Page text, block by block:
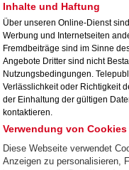
Inhalte und Haftung
Über unseren Online-Dienst
Werbung und Internetseiten
Fremdbeiträge sind im Sinne
Angebote Dritter sind nicht
Nutzungsbedingungen.
Verlässlichkeit oder Richtigkeit
der Einhaltung der gültigen
kontaktieren.
Verwendung von Cookies
Diese Webseite verwendet
Anzeigen zu personalisieren,